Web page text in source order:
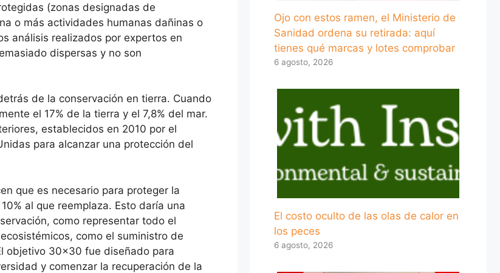
(zonas designadas de
o más actividades humanas dañinas o
análisis realizados por expertos en
dispersas y no son
de la conservación en tierra. Cuando
el 17% de la tierra y el 7,8% del mar.
establecidos en 2010 por el
para alcanzar una protección del
que es necesario para proteger la
al que reemplaza. Esto daría una
como representar todo el
como el suministro de
objetivo 30×30 fue diseñado para
y comenzar la recuperación de la
Ojo con estos ramen, el Ministerio de
Sanidad ordena su retirada: aquí
tienes qué marcas y lotes comprobar
6 agosto, 2026
El costo oculto de las olas de calor en
los peces
6 agosto, 2026